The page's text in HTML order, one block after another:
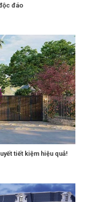
đáo
tiết kiệm hiệu quả!